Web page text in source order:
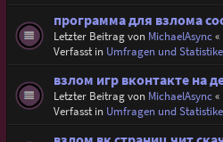
программа для взлома
Letzter Beitrag von MichaelAsync«
Verfasst in Umfragen und
взлом игр вконтакте на
Letzter Beitrag von MichaelAsync«
Verfasst in Umfragen und